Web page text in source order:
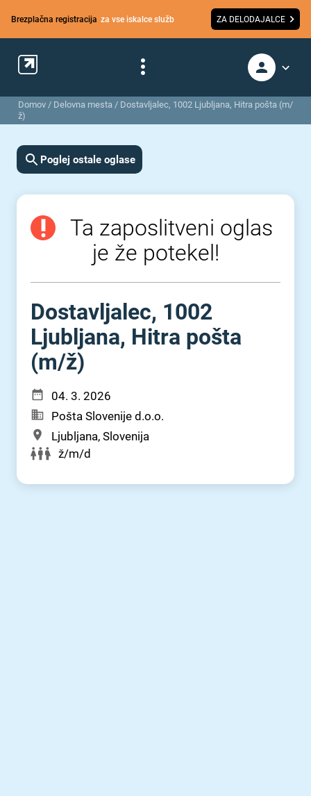
Brezplačna registracija za vse iskalce služb ZA DELODAJALCE
Domov / Delovna mesta / Dostavljalec, 1002 Ljubljana, Hitra pošta (m/
ž)
Poglej ostale oglase
Ta zaposlitveni oglas
je že potekel!
Dostavljalec, 1002
Ljubljana, Hitra pošta
(m⁠/⁠ž)
04. 3. 2026
Pošta Slovenije d.o.o.
Ljubljana, Slovenija
ž/m/d